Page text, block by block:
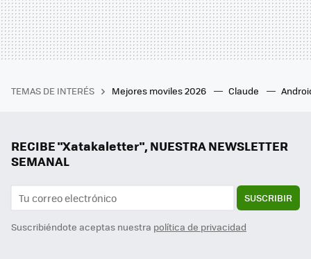
TEMAS DE INTERÉS Mejores moviles 2026 Claude
RECIBE "Xatakaletter", NUESTRA NEWSLETTER
SEMANAL
SUSCRIBIR
Suscribiéndote aceptas nuestra política de privacidad